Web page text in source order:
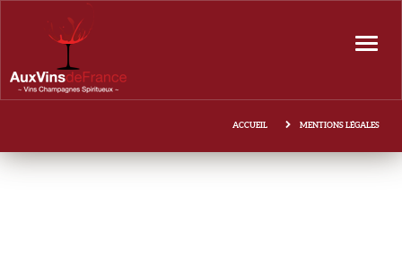
contenu
ACCUEIL MENTIONS LÉGALES